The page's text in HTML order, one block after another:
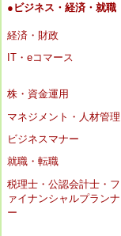
●ビジネス・経済・就職
経済・財政
IT・eコマース
株・資金運用
マネジメント・人材管理
ビジネスマナー
就職・転職
税理士・公認会計士・フ
ァイナンシャルプランナ
ー